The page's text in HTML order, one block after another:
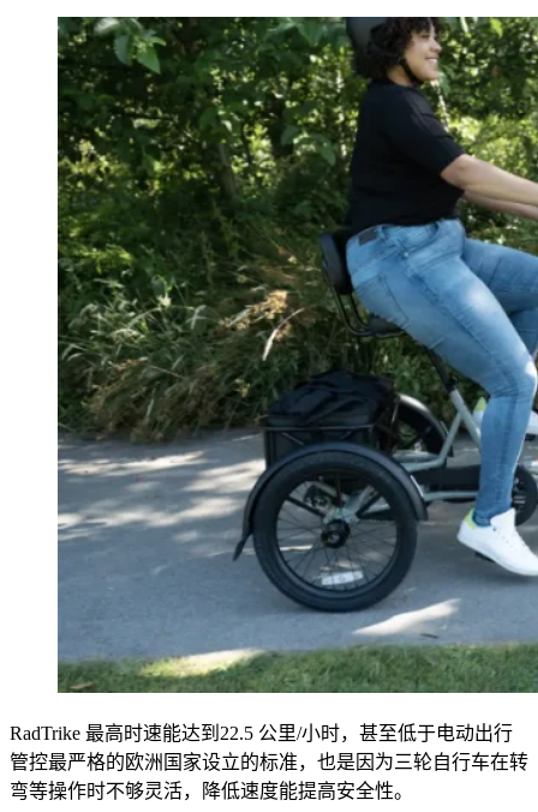
RadTrike 最高时速能达到22.5 公里/小时，甚至低于电动出行
管控最严格的欧洲国家设立的标准，也是因为三轮自行车在转
弯等操作时不够灵活，降低速度能提高安全性。